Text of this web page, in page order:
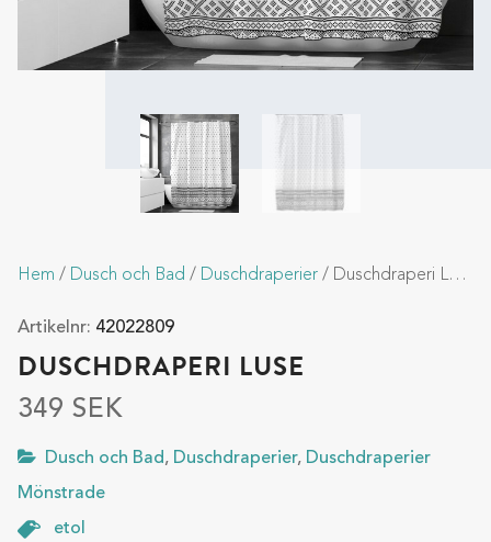
Hem / Dusch och Bad / Duschdraperier / Duschdraperi Luse
Artikelnr: 42022809
DUSCHDRAPERI LUSE
349 SEK
Dusch och Bad, Duschdraperier, Duschdraperier
Mönstrade
etol